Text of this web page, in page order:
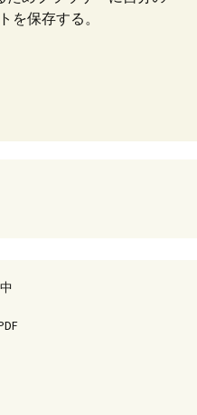
を保存する。